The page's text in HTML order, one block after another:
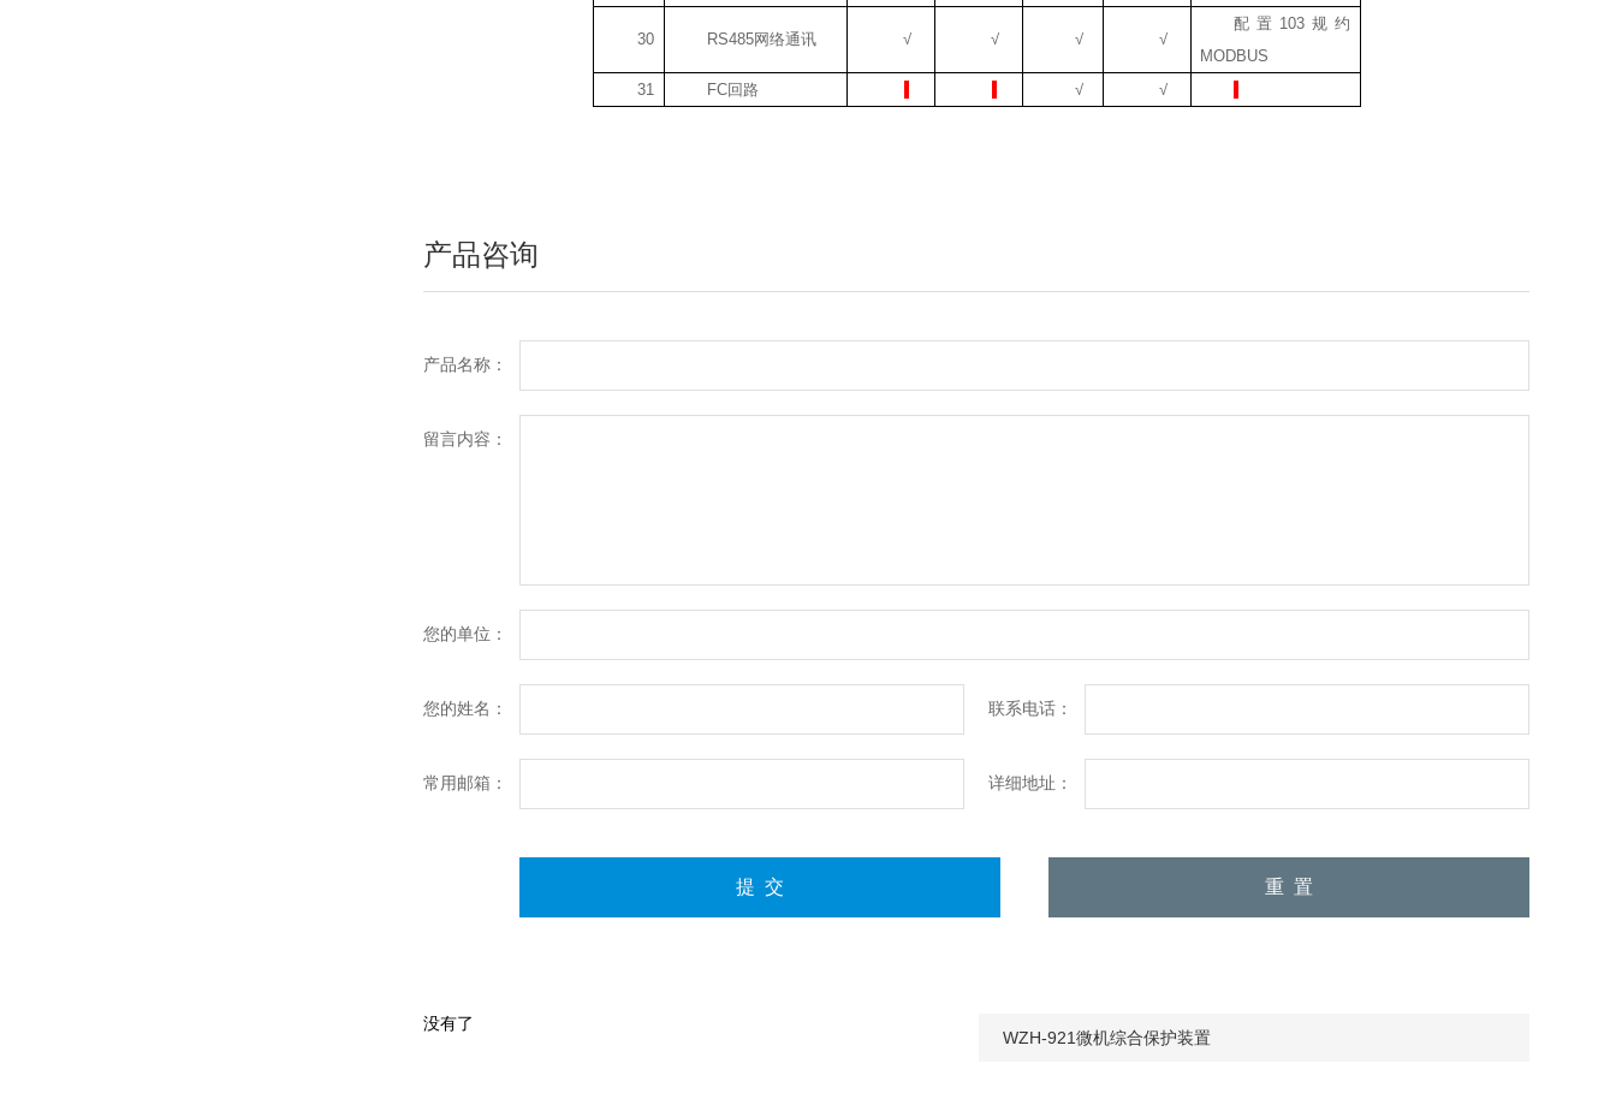
30 RS485网络通讯 √ √ √ √
配置 103规约
MODBUS
31
FC回路 √ √
产品咨询
产品名称：
留言内容：
您的单位：
您的姓名： 联系电话：
常用邮箱： 详细地址：
没有了
WZH-921微机综合保护装置